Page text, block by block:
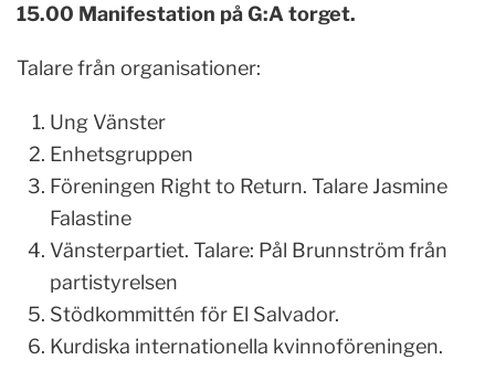
15.00 Manifestation påG:A torget.
Talare från organisationer:
Ung Vänster
Enhetsgruppen
Föreningen Right to Return. Talare Jasmine
Falastine
Vänsterpartiet. Talare: Pål Brunnström från
partistyrelsen
Stödkommittén för El Salvador.
Kurdiska internationella kvinnoföreningen.